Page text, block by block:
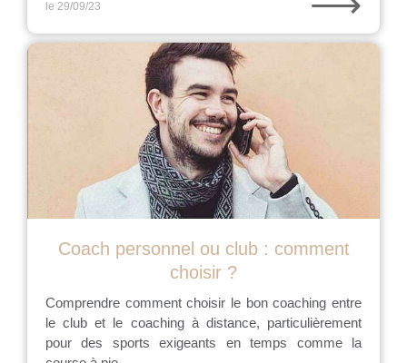
le 29/09/23
Coach personnel ou club : comment
choisir ?
Comprendre comment choisir le bon coaching entre
le club et le coaching à distance, particulièrement
pour des sports exigeants en temps comme la